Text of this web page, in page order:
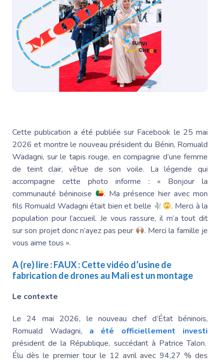
Cette publication a été publiée sur Facebook le 25 mai
2026 et montre le nouveau président du Bénin, Romuald
Wadagni, sur le tapis rouge, en compagnie d’une femme
de teint clair, vêtue de son voile. La légende qui
accompagne cette photo informe : « Bonjour la
communauté béninoise
. Ma présence hier avec mon
fils Romuald Wadagni était bien et belle
. Merci à la
population pour l’accueil. Je vous rassure, il m’a tout dit
sur son projet donc n’ayez pas peur
. Merci la famille je
vous aime tous ».
A (re) lire :FAUX : Cette vidéo d’usine de
fabrication de drones au Mali est un montage
Le contexte
Le 24 mai 2026, le nouveau chef d’État béninois,
Romuald Wadagni, a été officiellement investi
président de la République, succédant à Patrice Talon.
Élu dès le premier tour le 12 avril avec 94,27 % des